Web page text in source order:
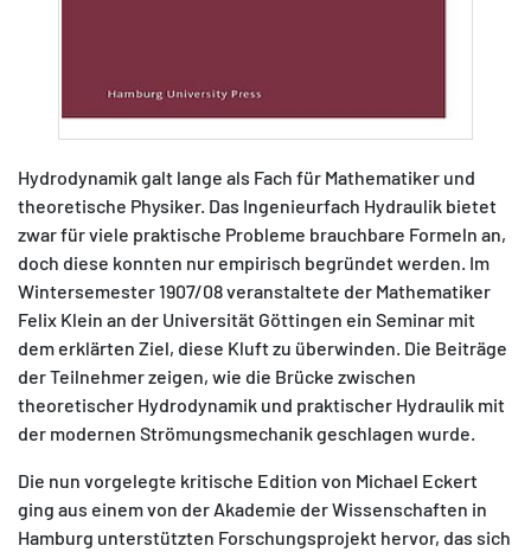
Hydrodynamik galt lange als Fach für Mathematiker und
theoretische Physiker. Das Ingenieurfach Hydraulik bietet
zwar für viele praktische Probleme brauchbare Formeln an,
doch diese konnten nur empirisch begründet werden. Im
Wintersemester 1907/08 veranstaltete der Mathematiker
Felix Klein an der Universität Göttingen ein Seminar mit
dem erklärten Ziel, diese Kluft zu überwinden. Die Beiträge
der Teilnehmer zeigen, wie die Brücke zwischen
theoretischer Hydrodynamik und praktischer Hydraulik mit
der modernen Strömungsmechanik geschlagen wurde.
Die nun vorgelegte kritische Edition von Michael Eckert
ging aus einem von der Akademie der Wissenschaften in
Hamburg unterstützten Forschungsprojekt hervor, das sich